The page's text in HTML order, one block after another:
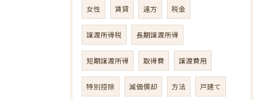
女性 賃貸 遠方 税金
譲渡所得税 長期譲渡所得
短期譲渡所得 取得費 譲渡費用
特別控除 減価償却 方法 戸建て